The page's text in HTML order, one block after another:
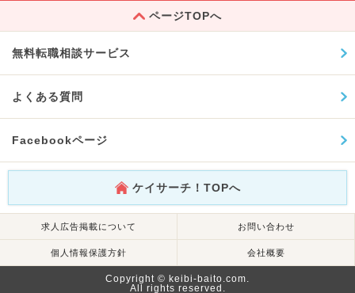
ページTOPへ
無料転職相談サービス
よくある質問
Facebookページ
ケイサーチ！TOPへ
求人広告掲載について お問い合わせ
個人情報保護方針 会社概要
Copyright © keibi-baito.com.
All rights reserved.